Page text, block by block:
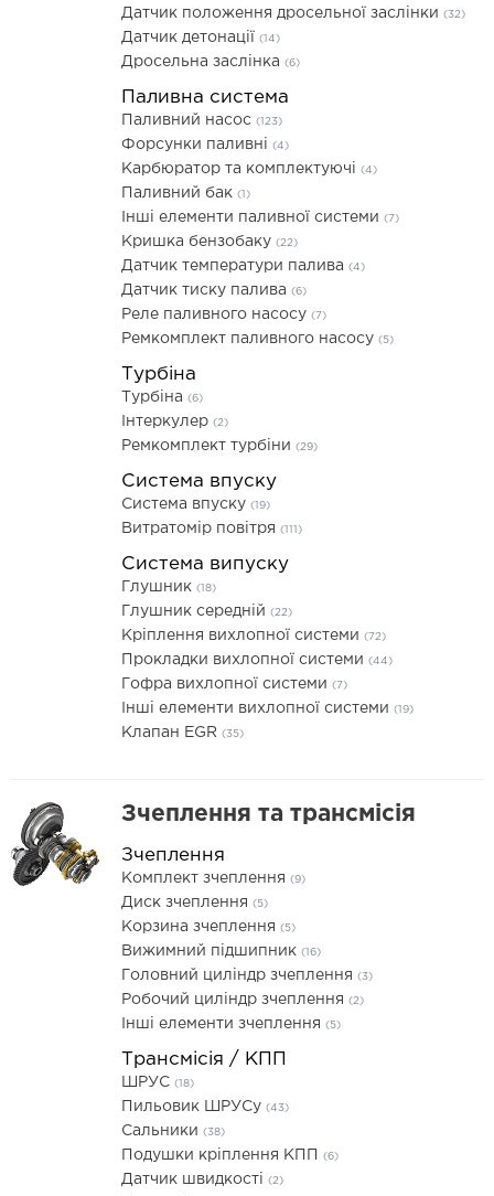
Датчик положення дросельної заслінки (32)
Датчик детонації (14)
Дросельна заслінка (6)
Паливна система
Паливний насос (123)
Форсунки паливні (4)
Карбюратор та комплектуючі (4)
Паливний бак (1)
Інші елементи паливної системи (7)
Кришка бензобаку (22)
Датчик температури палива (4)
Датчик тиску палива (6)
Реле паливного насосу (7)
Ремкомплект паливного насосу (5)
Турбіна
Турбіна (6)
Інтеркулер (2)
Ремкомплект турбіни (29)
Система впуску
Система впуску (19)
Витратомір повітря (111)
Система випуску
Глушник (18)
Глушник середній (22)
Кріплення вихлопної системи (72)
Прокладки вихлопної системи (44)
Гофра вихлопної системи (7)
Інші елементи вихлопної системи (19)
Клапан EGR (35)
Зчеплення та трансмісія
Зчеплення
Комплект зчеплення (9)
Диск зчеплення (5)
Корзина зчеплення (5)
Вижимний підшипник (16)
Головний циліндр зчеплення (3)
Робочий циліндр зчеплення (2)
Інші елементи зчеплення (5)
Трансмісія / КПП
ШРУС (18)
Пильовик ШРУСу (43)
Сальники (38)
Подушки кріплення КПП (6)
Датчик швидкості (2)